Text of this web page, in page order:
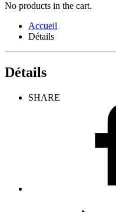
No products in the cart.
Accueil
Détails
Détails
SHARE